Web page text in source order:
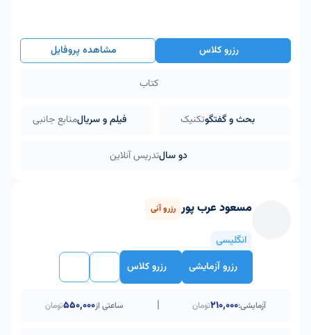
رزرو کلاس مشاهده پروفایل
کتاب
بحث و گفتگوتکنیک فیلم و سریالمنابع جانبی
دو سالتدریس آنلاین
مسعود عرب پور رزرو آنی
انگلیسی
رزرو آزمایشی
رزرو کلاس
آزمایشی:210,000تومان | ساعتی از۵۵۰٬۰۰۰تومان